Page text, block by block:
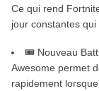
Ce qui rend
jour constantes
🎟️ Nouveau
Awesome permet
rapidement